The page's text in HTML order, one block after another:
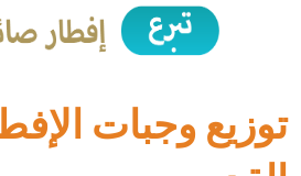
توزيع وجبات